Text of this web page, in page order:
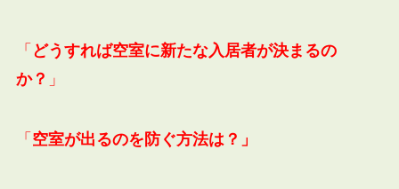
「 どうすれば空室に新たな入居者が決まるの
か？ 」
「 空室が出るのを防ぐ方法は？」